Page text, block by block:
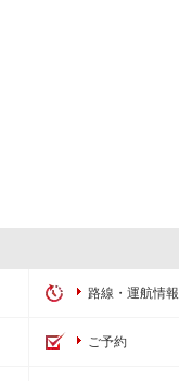
路線・運航情報
ご予約